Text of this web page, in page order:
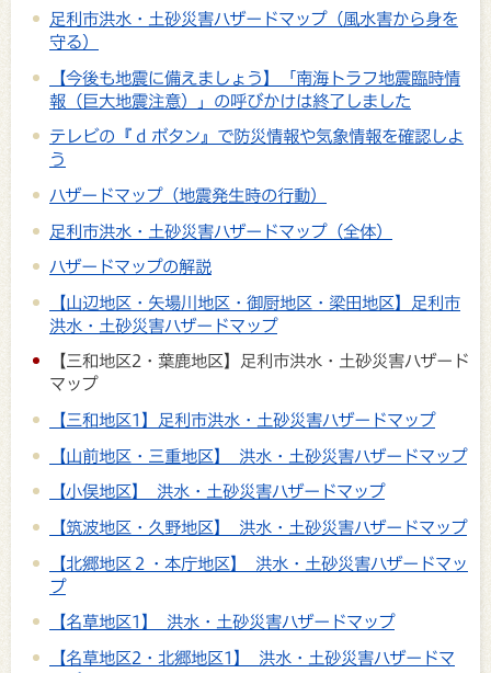
足利市洪水・土砂災害ハザードマップ（風水害から身を
守る）
【今後も地震に備えましょう】「南海トラフ地震臨時情
報（巨大地震注意）」の呼びかけは終了しました
テレビの『 d ボタン』で防災情報や気象情報を確認しよ
う
ハザードマップ（地震発生時の行動）
足利市洪水・土砂災害ハザードマップ（全体）
ハザードマップの解説
【山辺地区・矢場川地区・御厨地区・梁田地区】足利市
洪水・土砂災害ハザードマップ
【三和地区2・葉鹿地区】足利市洪水・土砂災害ハザード
マップ
【三和地区1】足利市洪水・土砂災害ハザードマップ
【山前地区・三重地区】 洪水・土砂災害ハザードマップ
【小俣地区】 洪水・土砂災害ハザードマップ
【筑波地区・久野地区】 洪水・土砂災害ハザードマップ
【北郷地区２・本庁地区】 洪水・土砂災害ハザードマッ
プ
【名草地区1】 洪水・土砂災害ハザードマップ
【名草地区2・北郷地区1】 洪水・土砂災害ハザードマ